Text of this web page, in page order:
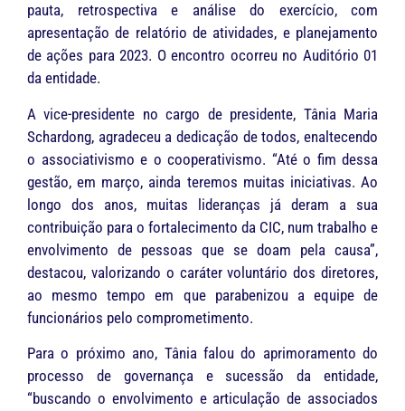
pauta, retrospectiva e análise do exercício, com
apresentação de relatório de atividades, e planejamento
de ações para 2023. O encontro ocorreu no Auditório 01
da entidade.
A vice-presidente no cargo de presidente, Tânia Maria
Schardong, agradeceu a dedicação de todos, enaltecendo
o associativismo e o cooperativismo. “Até o fim dessa
gestão, em março, ainda teremos muitas iniciativas. Ao
longo dos anos, muitas lideranças já deram a sua
contribuição para o fortalecimento da CIC, num trabalho e
envolvimento de pessoas que se doam pela causa”,
destacou, valorizando o caráter voluntário dos diretores,
ao mesmo tempo em que parabenizou a equipe de
funcionários pelo comprometimento.
Para o próximo ano, Tânia falou do aprimoramento do
processo de governança e sucessão da entidade,
“buscando o envolvimento e articulação de associados